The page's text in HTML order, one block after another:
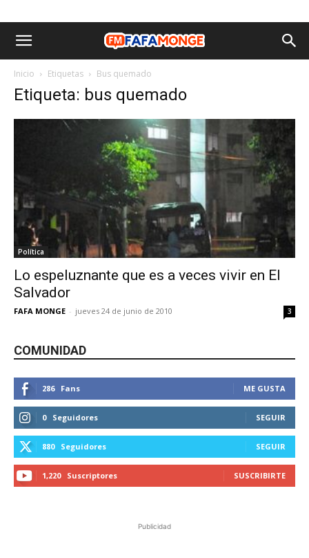
Inicio Etiquetas Bus quemado
Etiqueta: bus quemado
Política
Lo espeluznante que es a veces vivir en El
Salvador
FAFA MONGE - jueves 24 de junio de 2010 3
COMUNIDAD
286 Fans ME GUSTA
0 Seguidores SEGUIR
880 Seguidores SEGUIR
1,220 Suscriptores SUSCRIBIRTE
Publicidad